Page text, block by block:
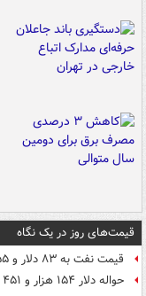
قیمت‌های روز در یک نگاه
قیمت نفت به ۸۳ دلار و ۵۵ سنت در هر بشکه رسید
حواله دلار ۱۵۴ هزار و ۴۵۱ تومان شد